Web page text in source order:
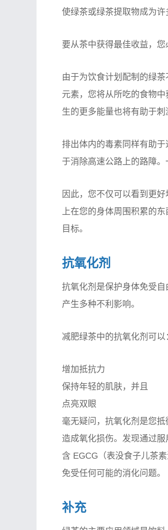
使绿茶或绿茶提取物成为许
要从茶中获得最佳收益，您
由于为饮食计划配制的绿
元素，您将从所吃的食物
生的更多能量也将有助于
排出体内的毒素同样有助
于消除高速公路上的路障
因此，您不仅可以看到更
上在您的身体周围积累的
目标。
抗氧化剂
抗氧化剂是保护身体免受
产生多种不利影响。
减肥绿茶中的抗氧化剂可以
增加抵抗力
保持年轻的肌肤，并且
点亮双眼
毫无疑问，抗氧化剂是您
造成氧化损伤。发现通过
含 EGCG（表没食子儿茶素
免受任何可能的消化问题。
补充